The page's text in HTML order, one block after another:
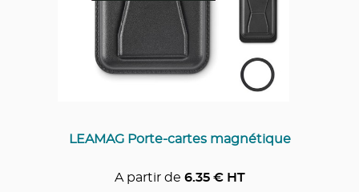
LEAMAG Porte-cartes magnétique
A partir de 6.35€ HT